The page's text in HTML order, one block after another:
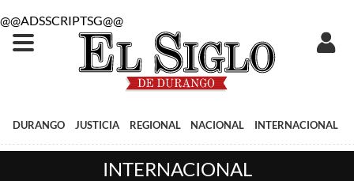
@@ADSSCRIPTSG@@
DURANGO JUSTICIA REGIONAL NACIONAL INTERNACIONAL
INTERNACIONAL